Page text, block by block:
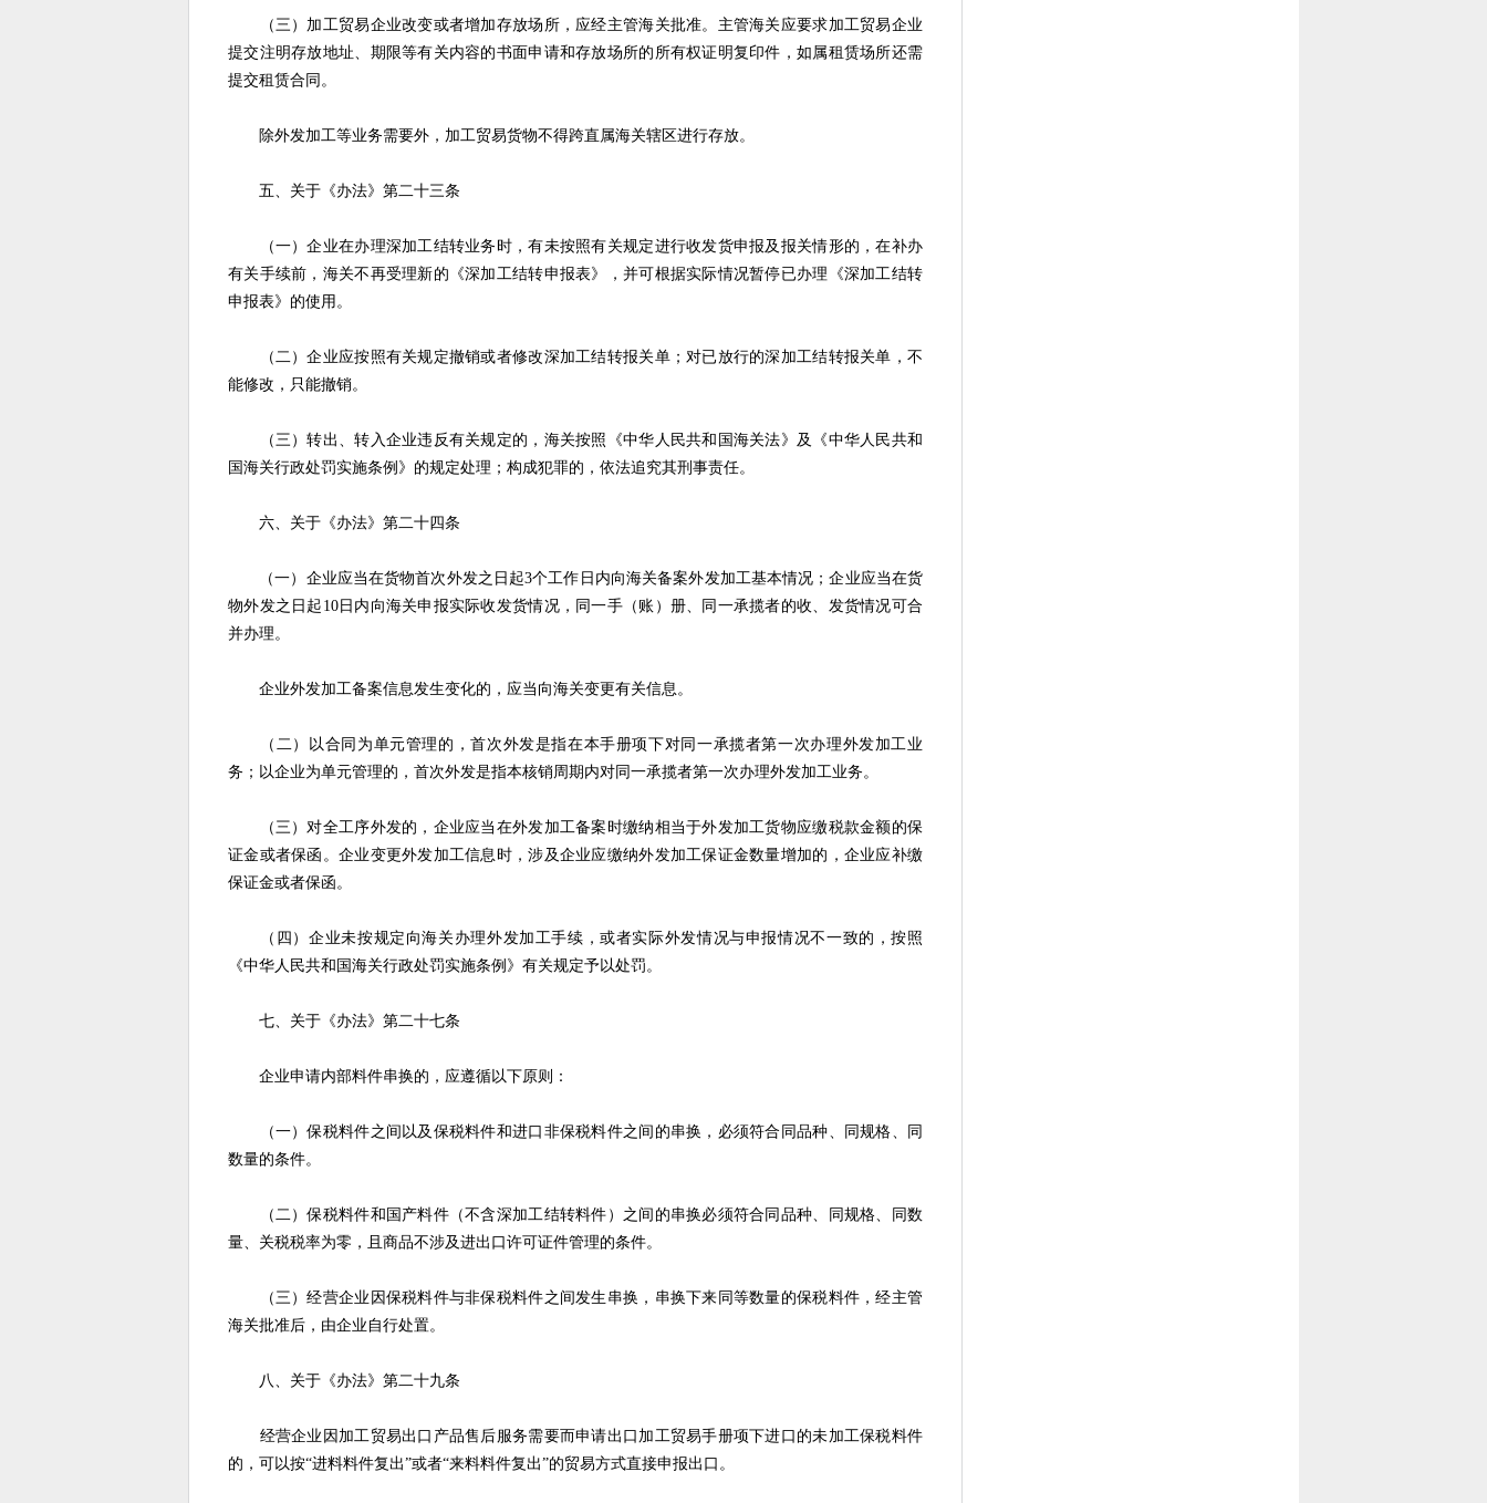
（三）加工贸易企业改变或者增加存放场所，应经主管海关批准。主管海关应要求加工贸易企业
提交注明存放地址、期限等有关内容的书面申请和存放场所的所有权证明复印件，如属租赁场所还需
提交租赁合同。
除外发加工等业务需要外，加工贸易货物不得跨直属海关辖区进行存放。
五、关于《办法》第二十三条
（一）企业在办理深加工结转业务时，有未按照有关规定进行收发货申报及报关情形的，在补办
有关手续前，海关不再受理新的《深加工结转申报表》，并可根据实际情况暂停已办理《深加工结转
申报表》的使用。
（二）企业应按照有关规定撤销或者修改深加工结转报关单；对已放行的深加工结转报关单，不
能修改，只能撤销。
（三）转出、转入企业违反有关规定的，海关按照《中华人民共和国海关法》及《中华人民共和
国海关行政处罚实施条例》的规定处理；构成犯罪的，依法追究其刑事责任。
六、关于《办法》第二十四条
（一）企业应当在货物首次外发之日起3个工作日内向海关备案外发加工基本情况；企业应当在货
物外发之日起10日内向海关申报实际收发货情况，同一手（账）册、同一承揽者的收、发货情况可合
并办理。
企业外发加工备案信息发生变化的，应当向海关变更有关信息。
（二）以合同为单元管理的，首次外发是指在本手册项下对同一承揽者第一次办理外发加工业
务；以企业为单元管理的，首次外发是指本核销周期内对同一承揽者第一次办理外发加工业务。
（三）对全工序外发的，企业应当在外发加工备案时缴纳相当于外发加工货物应缴税款金额的保
证金或者保函。企业变更外发加工信息时，涉及企业应缴纳外发加工保证金数量增加的，企业应补缴
保证金或者保函。
（四）企业未按规定向海关办理外发加工手续，或者实际外发情况与申报情况不一致的，按照
《中华人民共和国海关行政处罚实施条例》有关规定予以处罚。
七、关于《办法》第二十七条
企业申请内部料件串换的，应遵循以下原则：
（一）保税料件之间以及保税料件和进口非保税料件之间的串换，必须符合同品种、同规格、同
数量的条件。
（二）保税料件和国产料件（不含深加工结转料件）之间的串换必须符合同品种、同规格、同数
量、关税税率为零，且商品不涉及进出口许可证件管理的条件。
（三）经营企业因保税料件与非保税料件之间发生串换，串换下来同等数量的保税料件，经主管
海关批准后，由企业自行处置。
八、关于《办法》第二十九条
经营企业因加工贸易出口产品售后服务需要而申请出口加工贸易手册项下进口的未加工保税料件
的，可以按“进料料件复出”或者“来料料件复出”的贸易方式直接申报出口。